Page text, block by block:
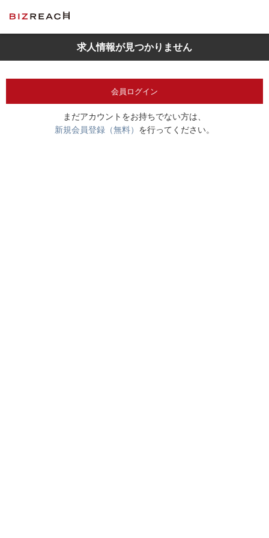
求人情報が見つかりません
会員ログイン
まだアカウントをお持ちでない方は、
新規会員登録（無料） を行ってください。